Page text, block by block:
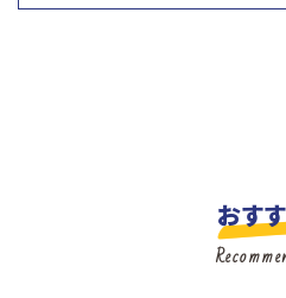
おす